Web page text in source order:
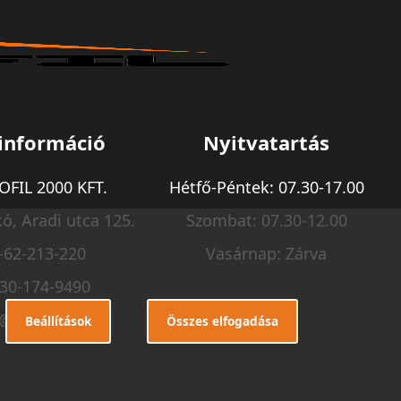
2000 KFT.
Aradi utca 125.
62-213-220
174-9490
profil.hu
Nyitvatartás
Hétfő-Péntek: 07.30-17.00
Szombat: 07.30-12.00
Vasárnap: Zárva
Beállítások Összes elfogadása